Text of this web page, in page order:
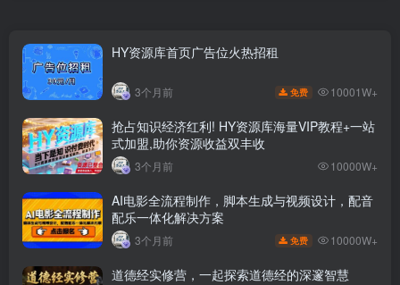
HY资源库首页广告位火热招租
3个月前 免费 10001W+
抢占知识经济红利! HY资源库海量VIP教程+一站
式加盟,助你资源收益双丰收
3个月前 10000W+
AI电影全流程制作，脚本生成与视频设计，配音
配乐一体化解决方案
3个月前 免费 10000W+
道德经实修营，一起探索道德经的深邃智慧